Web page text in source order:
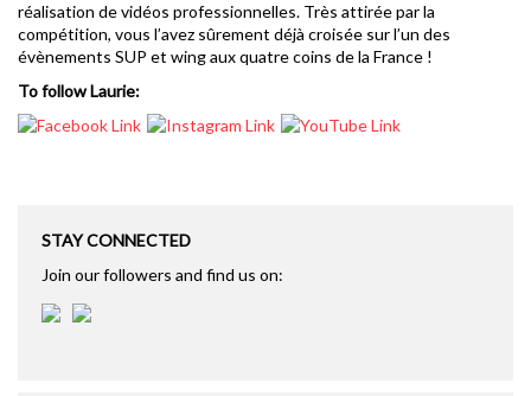
réalisation de vidéos professionnelles. Très attirée par la
compétition, vous l’avez sûrement déjà croisée sur l’un des
évènements SUP et wing aux quatre coins de la France !
To follow Laurie:
STAY CONNECTED
Join our followers and find us on: